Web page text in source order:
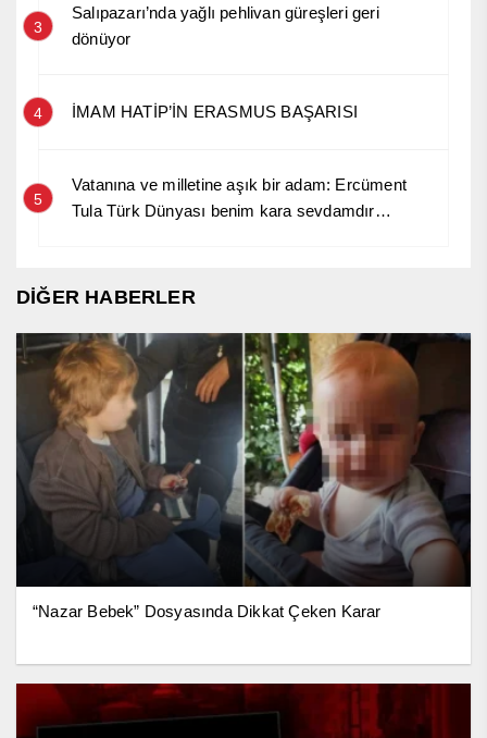
3
Salıpazarı’nda yağlı pehlivan güreşleri geri
dönüyor
4 İMAM HATİP’İN ERASMUS BAŞARISI
5
Vatanına ve milletine aşık bir adam: Ercüment
Tula Türk Dünyası benim kara sevdamdır…
DİĞER HABERLER
“Nazar Bebek” Dosyasında Dikkat Çeken Karar